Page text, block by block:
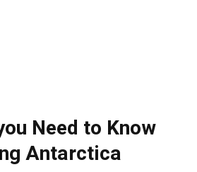
Need to Know
Antarctica